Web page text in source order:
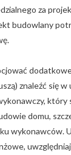
za
budowlany
znaleźć się
który
domu,
wykonawców.